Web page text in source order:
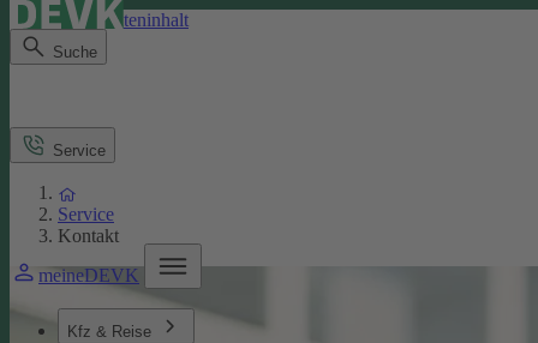
Direkt zum Seiteninhalt
Suche
meineDEVK
Kfz & Reise
Service
Service
Kontakt